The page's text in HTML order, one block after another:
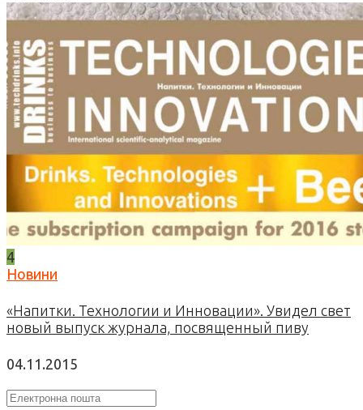
4
Новини
«Напитки. Технологии и Инновации». Увидел свет
новый выпуск журнала, посвященный пиву
04.11.2015